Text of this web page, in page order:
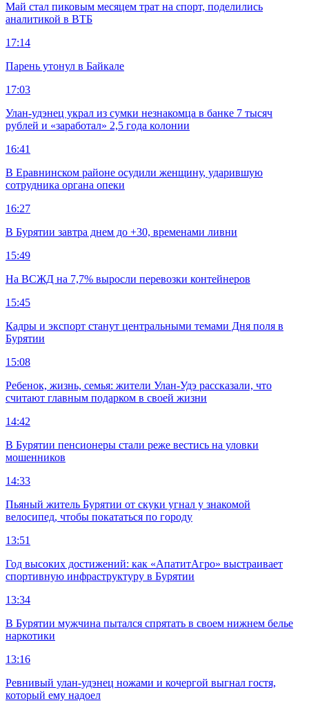
Май стал пиковым месяцем трат на спорт, поделились
аналитикой в ВТБ
17:14
Парень утонул в Байкале
17:03
Улан-удэнец украл из сумки незнакомца в банке 7 тысяч
рублей и «заработал» 2,5 года колонии
16:41
В Еравнинском районе осудили женщину, ударившую
сотрудника органа опеки
16:27
В Бурятии завтра днем до +30, временами ливни
15:49
На ВСЖД на 7,7% выросли перевозки контейнеров
15:45
Кадры и экспорт станут центральными темами Дня поля в
Бурятии
15:08
Ребенок, жизнь, семья: жители Улан-Удэ рассказали, что
считают главным подарком в своей жизни
14:42
В Бурятии пенсионеры стали реже вестись на уловки
мошенников
14:33
Пьяный житель Бурятии от скуки угнал у знакомой
велосипед, чтобы покататься по городу
13:51
Год высоких достижений: как «АпатитАгро» выстраивает
спортивную инфраструктуру в Бурятии
13:34
В Бурятии мужчина пытался спрятать в своем нижнем белье
наркотики
13:16
Ревнивый улан-удэнец ножами и кочергой выгнал гостя,
который ему надоел